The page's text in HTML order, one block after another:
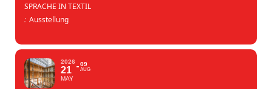
SPRACHE IN TEXTIL
: Ausstellung
2026
21
MAY
09
AUG